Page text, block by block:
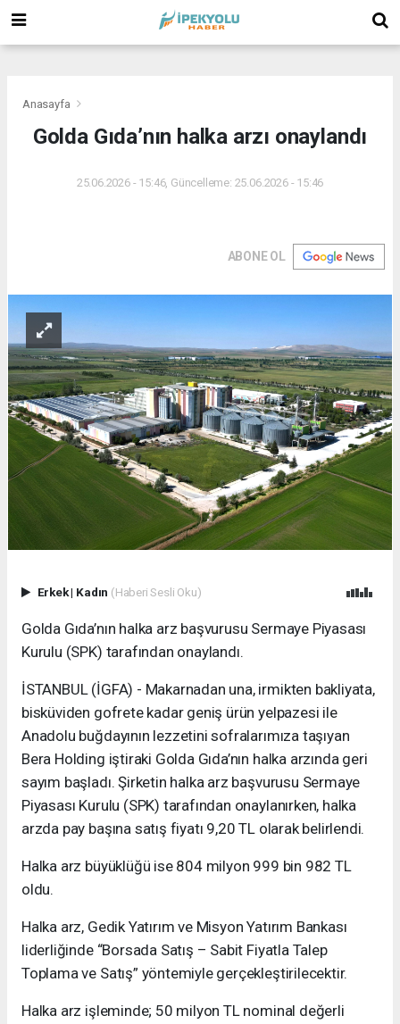
Anasayfa
Golda Gıda’nın halka arzı onaylandı
25.06.2026 - 15:46, Güncelleme: 25.06.2026 - 15:46
ABONE OL
Erkek| Kadın (Haberi Sesli Oku)
Golda Gıda’nın halka arz başvurusu Sermaye Piyasası
Kurulu (SPK) tarafından onaylandı.
İSTANBUL (İGFA) - Makarnadan una, irmikten bakliyata,
bisküviden gofrete kadar geniş ürün yelpazesi ile
Anadolu buğdayının lezzetini sofralarımıza taşıyan
Bera Holding iştiraki Golda Gıda’nın halka arzında geri
sayım başladı. Şirketin halka arz başvurusu Sermaye
Piyasası Kurulu (SPK) tarafından onaylanırken, halka
arzda pay başına satış fiyatı 9,20 TL olarak belirlendi.
Halka arz büyüklüğü ise 804 milyon 999 bin 982 TL
oldu.
Halka arz, Gedik Yatırım ve Misyon Yatırım Bankası
liderliğinde “Borsada Satış – Sabit Fiyatla Talep
Toplama ve Satış” yöntemiyle gerçekleştirilecektir.
Halka arz işleminde; 50 milyon TL nominal değerli